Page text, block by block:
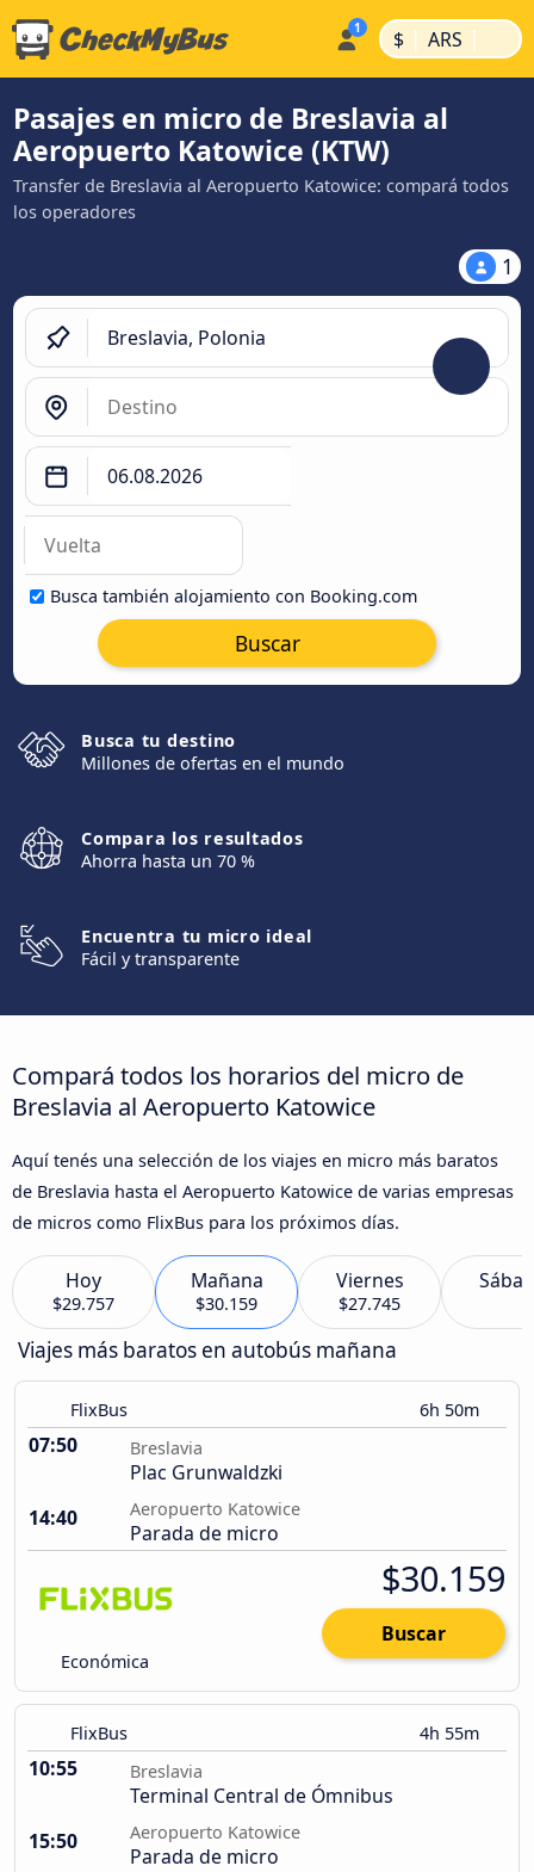
$ | ARS |
Pasajes en micro de Breslavia al
Aeropuerto Katowice (KTW)
Transfer de Breslavia al Aeropuerto Katowice: compará todos
los operadores
1
Busca también alojamiento con Booking.com
Buscar
Busca tu destino
Millones de ofertas en el mundo
Compara los resultados
Ahorra hasta un 70 %
Encuentra tu micro ideal
Fácil y transparente
Compará todos los horarios del micro de
Breslavia al Aeropuerto Katowice
Aquí tenés una selección de los viajes en micro más baratos
de Breslavia hasta el Aeropuerto Katowice de varias empresas
de micros como FlixBus para los próximos días.
Hoy
$29.757
Mañana
$30.159
Viernes
$27.745
Viajes más baratos en autobús mañana
FlixBus 6h 50m
07:50 Breslavia
Plac Grunwaldzki
14:40
Aeropuerto Katowice
Parada de micro
Económica
$30.159
Buscar
FlixBus 4h 55m
10:55 Breslavia
Terminal Central de Ómnibus
15:50
Aeropuerto Katowice
Parada de micro